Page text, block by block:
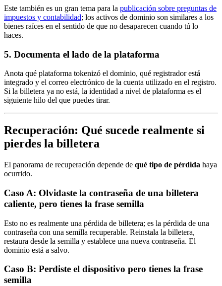
Este también es un gran tema para la publicación sobre preguntas de
impuestos y contabilidad; los activos de dominio son similares a los
bienes raíces en el sentido de que no desaparecen cuando tú lo
haces.
5. Documenta el lado de la plataforma
Anota qué plataforma tokenizó el dominio, qué registrador está
integrado y el correo electrónico de la cuenta utilizado en el registro.
Si la billetera ya no está, la identidad a nivel de plataforma es el
siguiente hilo del que puedes tirar.
Recuperación: Qué sucede realmente si
pierdes la billetera
El panorama de recuperación depende de qué tipo de pérdida haya
ocurrido.
Caso A: Olvidaste la contraseña de una billetera
caliente, pero tienes la frase semilla
Esto no es realmente una pérdida de billetera; es la pérdida de una
contraseña con una semilla recuperable. Reinstala la billetera,
restaura desde la semilla y establece una nueva contraseña. El
dominio está a salvo.
Caso B: Perdiste el dispositivo pero tienes la frase
semilla